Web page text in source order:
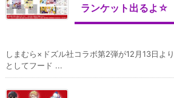
ランケット出るよ☆
しまむら×ドズル社コラボ第2弾が12月13日よ
としてフード ...